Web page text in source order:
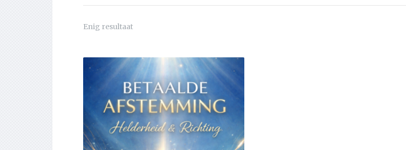
Enig resultaat